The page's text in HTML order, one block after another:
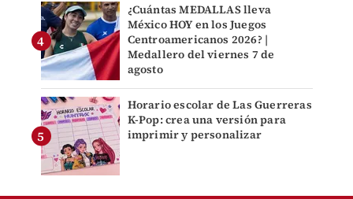
¿Cuántas MEDALLAS lleva
México HOY en los Juegos
Centroamericanos 2026? |
Medallero del viernes 7 de
agosto
Horario escolar de Las Guerreras
K-Pop: crea una versión para
imprimir y personalizar